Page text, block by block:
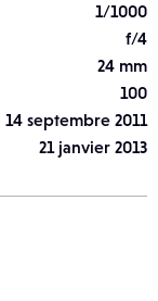
1/1000
f/4
24 mm
100
14 septembre 2011
21 janvier 2013